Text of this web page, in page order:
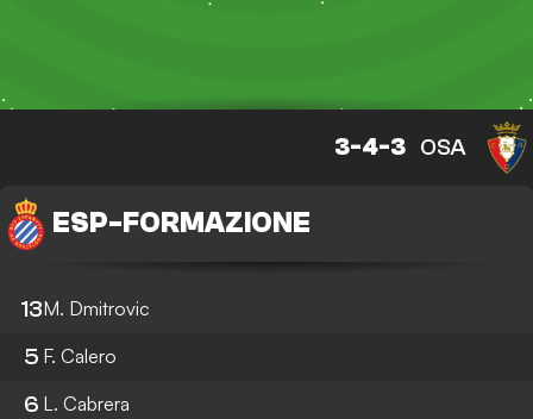
3-4-3 OSA
ESP- FORMAZIONE
13M. Dmitrovic
5 F. Calero
6 L. Cabrera